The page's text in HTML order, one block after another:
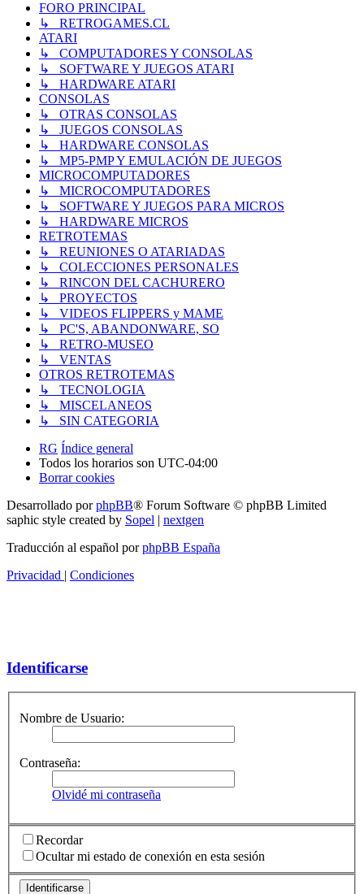
FORO PRINCIPAL
↳ RETROGAMES.CL
ATARI
↳ COMPUTADORES Y CONSOLAS
↳ SOFTWARE Y JUEGOS ATARI
↳ HARDWARE ATARI
CONSOLAS
↳ OTRAS CONSOLAS
↳ JUEGOS CONSOLAS
↳ HARDWARE CONSOLAS
↳ MP5-PMP Y EMULACIÓN DE JUEGOS
MICROCOMPUTADORES
↳ MICROCOMPUTADORES
↳ SOFTWARE Y JUEGOS PARA MICROS
↳ HARDWARE MICROS
RETROTEMAS
↳ REUNIONES O ATARIADAS
↳ COLECCIONES PERSONALES
↳ RINCON DEL CACHURERO
↳ PROYECTOS
↳ VIDEOS FLIPPERS y MAME
↳ PC'S, ABANDONWARE, SO
↳ RETRO-MUSEO
↳ VENTAS
OTROS RETROTEMAS
↳ TECNOLOGIA
↳ MISCELANEOS
↳ SIN CATEGORIA
RG Índice general
Todos los horarios son UTC-04:00
Borrar cookies
Desarrollado porphpBB® Forum Software © phpBB Limited
saphic style created by Sopel | nextgen
Traducción al español porphpBB España
Privacidad | Condiciones
Identificarse
Nombre de Usuario:
Contraseña:
Olvidé mi contraseña
Recordar
Ocultar mi estado de conexión en esta sesión